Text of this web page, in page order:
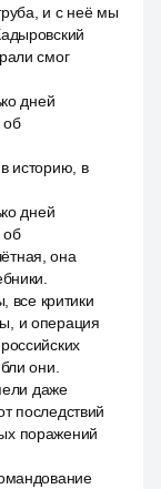
и с неё мы
смог
дней
об
историю, в
дней
об
она
все критики
и операция
они.
даже
последствий
поражений